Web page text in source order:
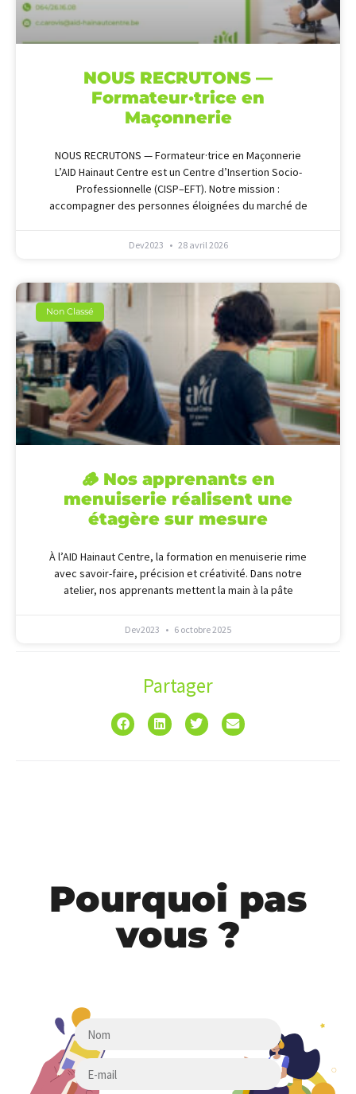
NOUS RECRUTONS —
Formateur·trice en
Maçonnerie
NOUS RECRUTONS — Formateur·trice en Maçonnerie
L’AID Hainaut Centre est un Centre d’Insertion Socio-
Professionnelle (CISP–EFT). Notre mission :
accompagner des personnes éloignées du marché de
Dev2023 28 avril 2026
Non Classé
🪵 Nos apprenants en
menuiserie réalisent une
étagère sur mesure
À l’AID Hainaut Centre, la formation en menuiserie rime
avec savoir-faire, précision et créativité. Dans notre
atelier, nos apprenants mettent la main à la pâte
Dev2023 6 octobre 2025
Partager
Pourquoi pas
vous ?